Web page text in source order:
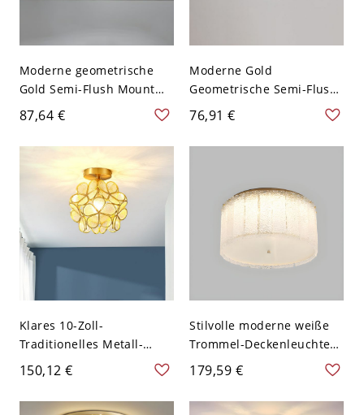
Moderne geometrische
Gold Semi-Flush Mount
Deckenleuchte mit
Wasserglas-Schirm - 110V-
120V
87,64 €
Moderne Gold
Geometrische Semi-Flush
Mount Deckenleuchte mit
Wasserglas-Schirm - 110V-
120V
76,91 €
Klares 10-Zoll-
Traditionelles Metall-
Globus-LED-Pendelleuchte
Halbflächenmontage
Wohnnutzung Armatur -
150,12 €
Stilvolle moderne weiße
Trommel-Deckenleuchte
mit Wasserglas-Schirm -
110V-120V 40,64 cm
179,59 €